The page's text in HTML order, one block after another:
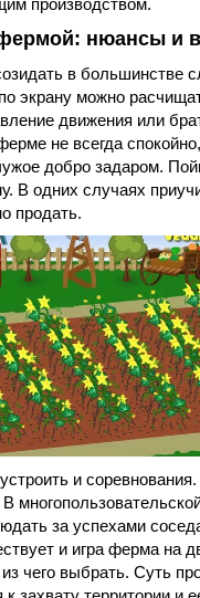
производством.
нюансы и
в большинстве
экрану можно
движения или
не всегда
добро задаром.
В одних случаях
продать.
и
за успехами
и игра ферма на
чего выбрать. Суть